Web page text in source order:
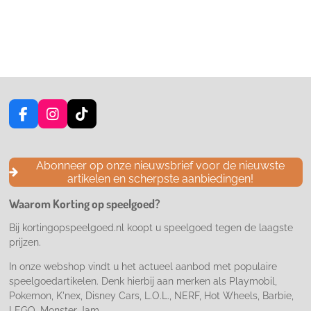
F
a
e
o
k
I
n
t
a
g
r
a
m
T
i
T
o
k
Abonneer op onze nieuwsbrief voor de nieuwste
artikelen en scherpste aanbiedingen!
Waarom Korting op speelgoed?
Bij kortingopspeelgoed.nl koopt u speelgoed tegen de laagste
prijzen.
In onze webshop vindt u het actueel aanbod met populaire
speelgoedartikelen. Denk hierbij aan merken als Playmobil,
Pokemon, K'nex, Disney Cars, L.O.L., NERF, Hot Wheels, Barbie,